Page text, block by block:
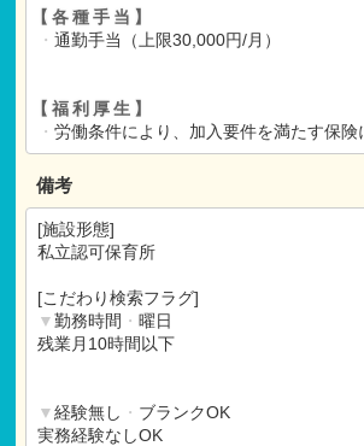
【各種手当】
・ 通勤手当（上限30,000円/月）
【福利厚生】
・ 労働条件により、加入要件を満たす保険
備考
[施設形態]
私立認可保育所
[こだわり検索フラグ]
▼勤務時間 ・ 曜日
残業月10時間以下
▼経験無し ・ ブランクOK
実務経験なしOK